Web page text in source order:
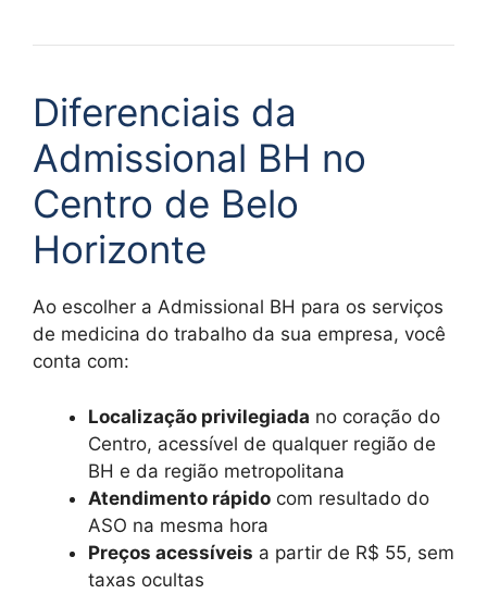
Diferenciais da
Admissional BH no
Centro de Belo
Horizonte
Ao escolher a Admissional BH para os serviços
de medicina do trabalho da sua empresa, você
conta com:
Localização privilegiada no coração do
Centro, acessível de qualquer região de
BH e da região metropolitana
Atendimento rápido com resultado do
ASO na mesma hora
Preços acessíveis a partir de R$ 55, sem
taxas ocultas